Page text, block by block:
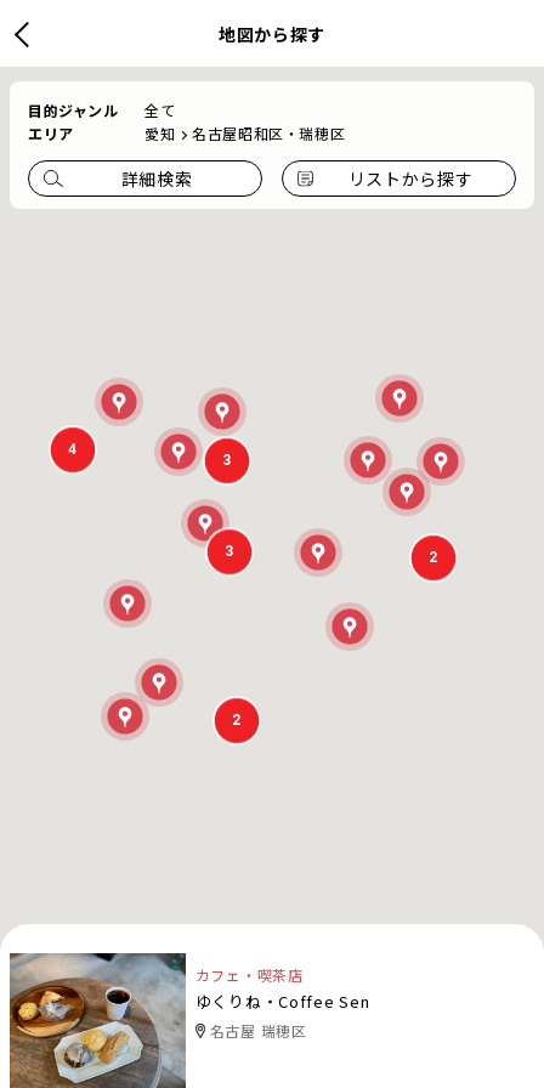
地図から探す
目的ジャンル
全て
エリア
愛知 名古屋昭和区・瑞穂区
詳細検索 リストから探す
カフェ・喫茶店
ゆくりね・Coffee Sen
名古屋 瑞穂区
3
2
2
3
4